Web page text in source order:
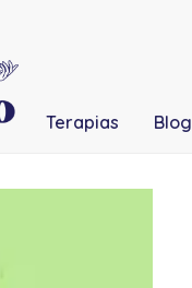
Terapias Blog